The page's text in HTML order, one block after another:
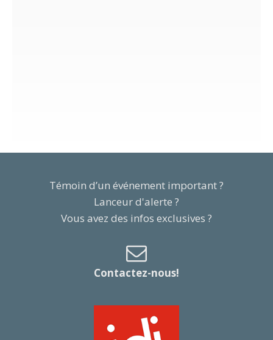
Témoin d’un événement important ?
Lanceur d'alerte ?
Vous avez des infos exclusives ?
Contactez-nous!